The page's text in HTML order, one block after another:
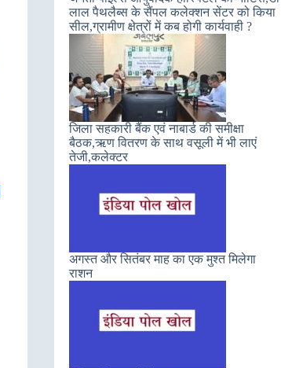
लाल पैथलैब्स के सैंपल कलेक्शन सेंटर को किया
सील,ग्रामीण क्षेत्रों में कब होगी कार्यवाही ?
जिला सहकारी बैंक एवं नाबार्ड की समीक्षा
बैठक,ऋण वितरण के साथ वसूली में भी लाएं
तेजी,कलेक्टर
अगस्त और सितंबर माह का एक मुश्त मिलेगा
राशन